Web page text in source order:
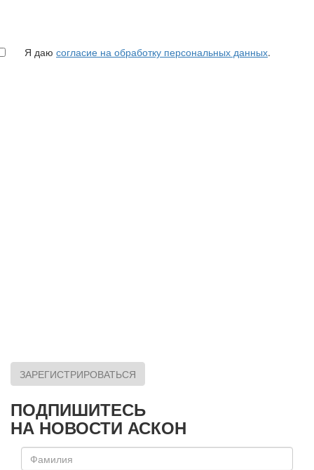
Я даю согласие на обработку персональных данных.
ЗАРЕГИСТРИРОВАТЬСЯ
ПОДПИШИТЕСЬ
НА НОВОСТИ АСКОН